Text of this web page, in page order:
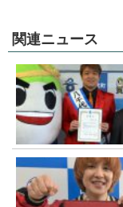
関連ニュース